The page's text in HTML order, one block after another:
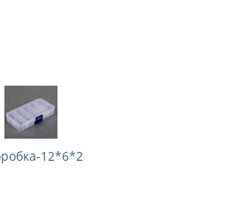
12*6*2